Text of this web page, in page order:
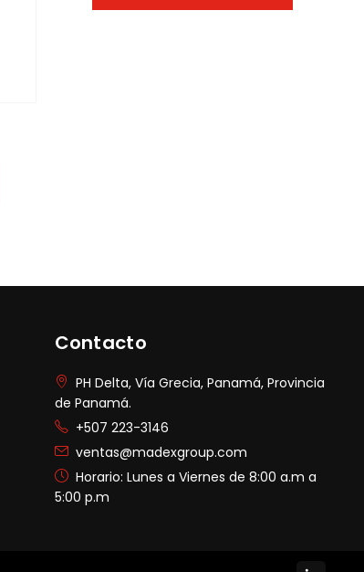
Contacto
PH Delta, Vía Grecia, Panamá, Provincia
de Panamá.
+507 223-3146
ventas@madexgroup.com
Horario: Lunes a Viernes de 8:00 a.m a
5:00 p.m